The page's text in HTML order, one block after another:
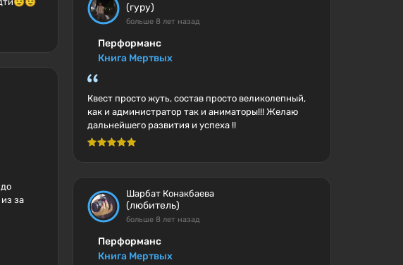
за
(гуру)
больше 8 лет назад
Перформанс
Книга Мертвых
Квест просто жуть, состав просто великолепный,
как и администратор так и аниматоры!!! Желаю
дальнейшего развития и успеха !!
Шарбат Конакбаева
(любитель)
больше 8 лет назад
Перформанс
Книга Мертвых